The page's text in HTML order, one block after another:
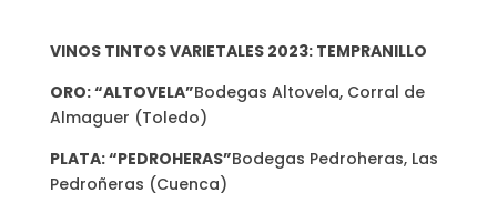
VINOS TINTOS VARIETALES 2023: TEMPRANILLO
ORO: “ALTOVELA”Bodegas Altovela, Corral de
Almaguer (Toledo)
PLATA: “PEDROHERAS”Bodegas Pedroheras, Las
Pedroñeras (Cuenca)